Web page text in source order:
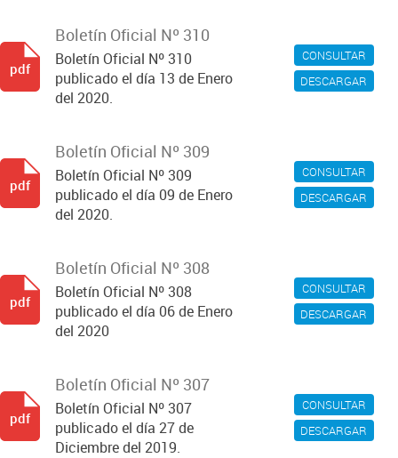
CONSULTAR
DESCARGAR
Boletín Oficial Nº 310
Boletín Oficial Nº 310
publicado el día 13 de Enero
del 2020.
pdf
CONSULTAR
DESCARGAR
Boletín Oficial Nº 309
Boletín Oficial Nº 309
publicado el día 09 de Enero
del 2020.
pdf
CONSULTAR
DESCARGAR
Boletín Oficial Nº 308
Boletín Oficial Nº 308
publicado el día 06 de Enero
del 2020
pdf
CONSULTAR
DESCARGAR
Boletín Oficial Nº 307
Boletín Oficial Nº 307
publicado el día 27 de
Diciembre del 2019.
pdf